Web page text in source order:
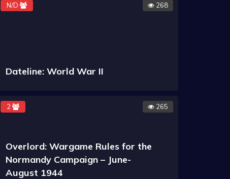
N/D 268
Dateline: World War II
2 265
Overlord: Wargame Rules for the
Normandy Campaign – June-
August 1944